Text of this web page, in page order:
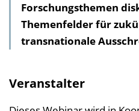
Forschungsthemen
Themenfelder für
transnationale
Veranstalter